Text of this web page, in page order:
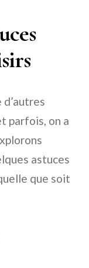
d’autres
parfois, on a
astuces
que soit